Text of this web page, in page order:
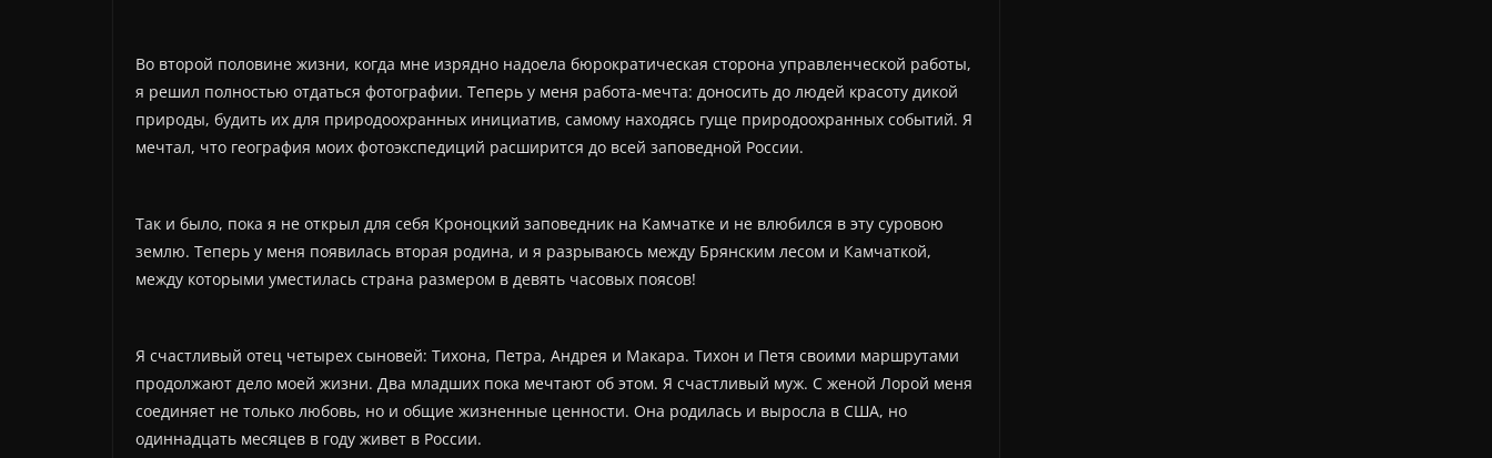
Во второй половине жизни, когда мне изрядно надоела бюрократическая сторона управленческой работы,
я решил полностью отдаться фотографии. Теперь у меня работа-мечта: доносить до людей красоту дикой
природы, будить их для природоохранных инициатив, самому находясь гуще природоохранных событий. Я
мечтал, что география моих фотоэкспедиций расширится до всей заповедной России.
Так и было, пока я не открыл для себя Кроноцкий заповедник на Камчатке и не влюбился в эту суровою
землю. Теперь у меня появилась вторая родина, и я разрываюсь между Брянским лесом и Камчаткой,
между которыми уместилась страна размером в девять часовых поясов!
Я счастливый отец четырех сыновей: Тихона, Петра, Андрея и Макара. Тихон и Петя своими маршрутами
продолжают дело моей жизни. Два младших пока мечтают об этом. Я счастливый муж. С женой Лорой меня
соединяет не только любовь, но и общие жизненные ценности. Она родилась и выросла в США, но
одиннадцать месяцев в году живет в России.